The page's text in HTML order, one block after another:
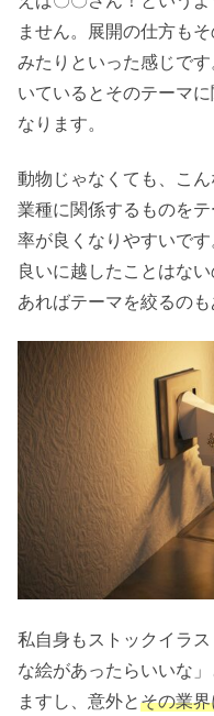
ません。展開の仕方も
みたりといった感じで
いているとそのテーマ
なります。
動物じゃなくても、こ
業種に関係するものを
率が良くなりやすいで
良いに越したことはな
あればテーマを絞るのも
私自身もストックイラ
な絵があったらいいな
ますし、意外とその業